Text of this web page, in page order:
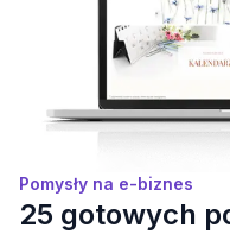
Pomysły na e-biznes
25 gotowych